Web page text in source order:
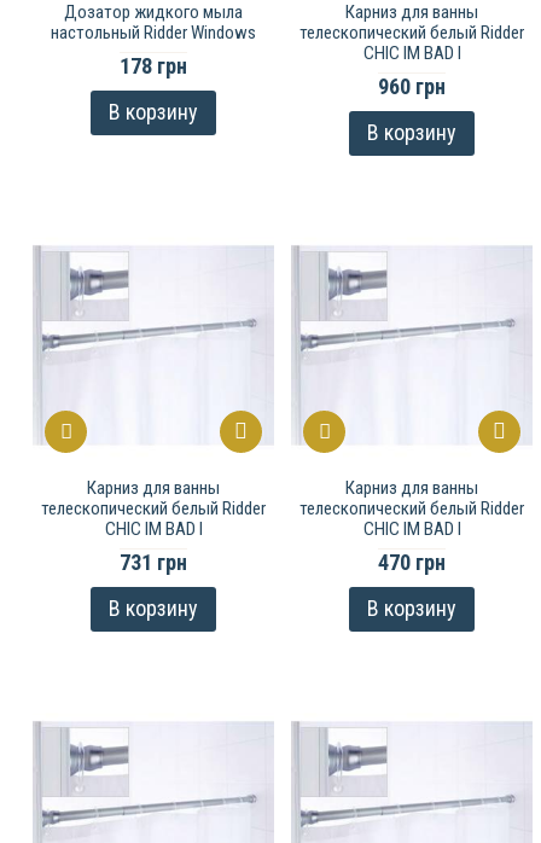
Дозатор жидкого мыла
настольный Ridder Windows
178 грн
В корзину
Карниз для ванны
телескопический белый Ridder
CHIC IM BAD I
960 грн
В корзину
Карниз для ванны
телескопический белый Ridder
CHIC IM BAD I
731 грн
В корзину
Карниз для ванны
телескопический белый Ridder
CHIC IM BAD I
470 грн
В корзину